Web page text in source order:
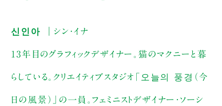
신인아 ｜シン・イナ
13年目のグラフィックデザイナー。猫のマクニーと暮
らしている。クリエイティブスタジオ「오늘의 풍경（今
日の風景）」の一員。フェミニストデザイナー・ソーシ